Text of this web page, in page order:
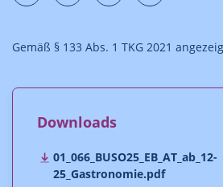
Gemäß § 133 Abs. 1 TKG 2021
Downloads
01_066_BUSO25_EB_AT_ab_12-
25_Gastronomie.pdf